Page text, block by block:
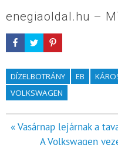
enegiaoldal.hu –
DÍZELBOTRÁNY EB
VOLKSWAGEN
Bejegyzés
« Vasárnap lejárnak a
A Volkswagen